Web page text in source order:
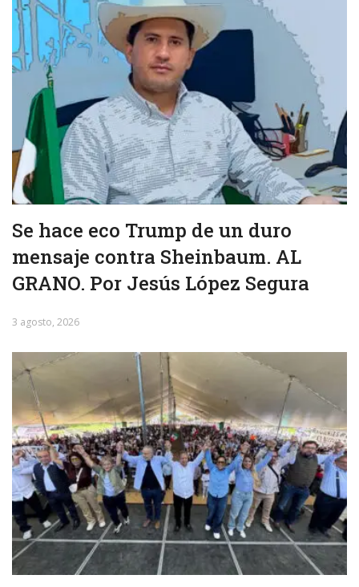
Se hace eco Trump de un duro
mensaje contra Sheinbaum. AL
GRANO. Por Jesús López Segura
3 agosto, 2026